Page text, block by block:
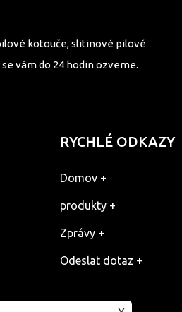
kotouče, slitinové pilové
vám do 24 hodin ozveme.
RYCHLÉ ODKAZY
Domov +
produkty +
Zprávy +
Odeslat dotaz +